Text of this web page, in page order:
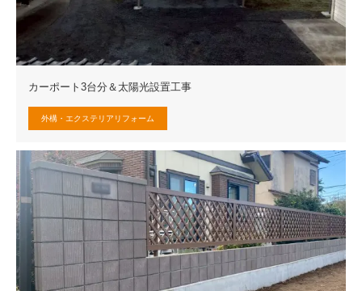
カーポート3台分＆太陽光設置工事
外構・エクステリアリフォーム